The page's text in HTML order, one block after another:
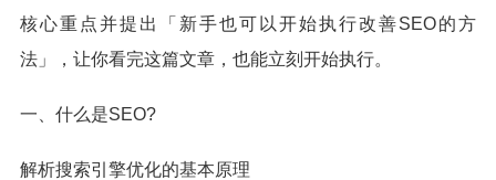
核心重点并提出「新手也可以开始执行改善SEO的方
法」，让你看完这篇文章，也能立刻开始执行。
一、什么是SEO?
解析搜索引擎优化的基本原理